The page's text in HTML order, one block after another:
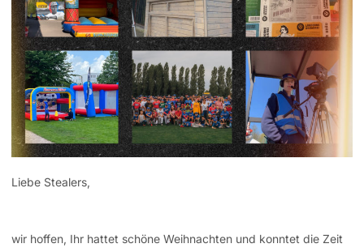
Liebe Stealers,
wir hoffen, Ihr hattet schöne Weihnachten und konntet die Zeit